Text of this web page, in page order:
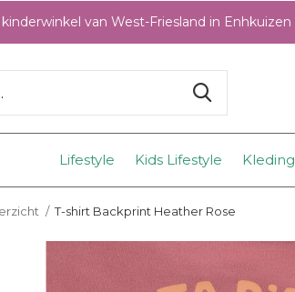
Lifestyle Kids Lifestyle Kleding
van West-Friesland in Enhkuizen
T-shirt Backprint Heather Rose